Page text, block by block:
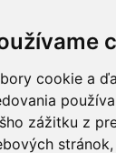
cookie a
zážitku z